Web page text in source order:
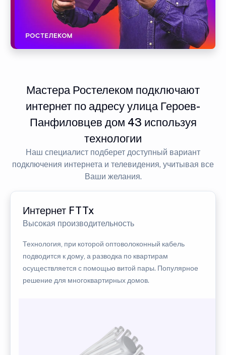
Мастера Ростелеком подключают
интернет по адресу улица Героев-
Панфиловцев дом 43 используя
технологии
Наш специалист подберет доступный вариант
подключения интернета и телевидения, учитывая все
Ваши желания.
Интернет FTTx
Высокая производительность
Технология, при которой оптоволоконный кабель
подводится к дому, а разводка по квартирам
осуществляется с помощью витой пары. Популярное
решение для многоквартирных домов.